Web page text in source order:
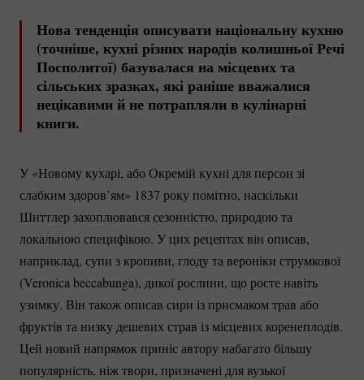
Нова тенденція описувати національну кухню
(точніше, кухні різних народів колишньої Речі
Посполитої) базувалася на місцевих та
сільських зразках, які раніше вважалися
нецікавими й не потрапляли в кулінарні
книги.
У «Новому кухарі, або Окремій кухні для персон зі
слабким здоров’ям» 1837 року помітно, наскільки
Шиттлер захоплювався сезонністю, природою та
локальною специфікою. У цих рецептах він описав,
наприклад, супи з кропиви, глоду та вероніки струмкової
(Veronica beccabunga), дикої рослини, що росте навіть
узимку. Він також описав сири із присмаком трав або
фруктів та низку дешевих страв із місцевих коренеплодів.
Цей новий напрямок приніс автору набагато більшу
популярність, ніж твори, призначені для вузької